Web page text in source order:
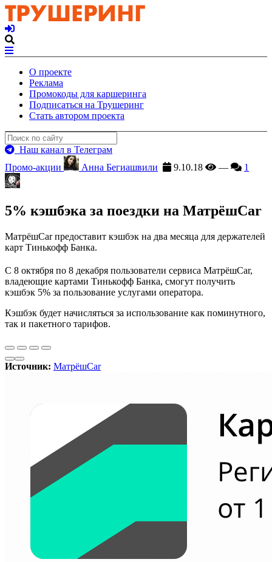
О проекте
Реклама
Промокоды для каршеринга
Подписаться на Трушеринг
Стать автором проекта
Наш канал в Телеграм
Промо-акции
Анна Бегиашвили 9.10.18 — 1
5% кэшбэка за поездки на МатрёшCar
МатрёшCar предоставит кэшбэк на два месяца для держателей
карт Тинькофф Банка.
С 8 октября по 8 декабря пользователи сервиса МатрёшCar,
владеющие картами Тинькофф Банка, смогут получить
кэшбэк 5% за пользование услугами оператора.
Кэшбэк будет начисляться за использование как поминутного,
так и пакетного тарифов.
Источник: МатрёшCar